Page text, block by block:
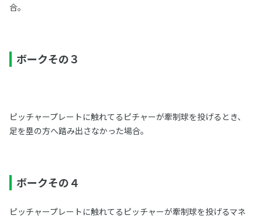
合。
ボークその３
ピッチャープレートに触れてるピチャーが牽制球を投げるとき、
足を塁の方へ踏み出さなかった場合。
ボークその４
ピッチャープレートに触れてるピッチャーが牽制球を投げるマネ